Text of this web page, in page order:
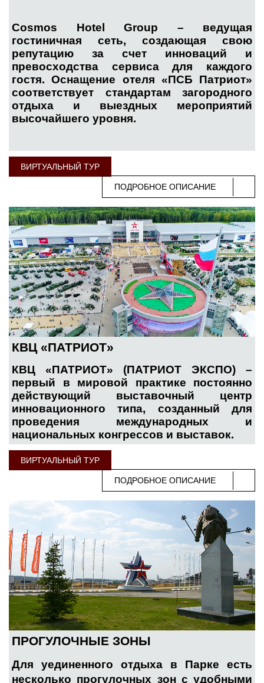
Cosmos Hotel Group – ведущая
гостиничная сеть, создающая свою
репутацию за счет инноваций и
превосходства сервиса для каждого
гостя.Оснащение отеля «ПСБ Патриот»
соответствует стандартам загородного
отдыха и выездных мероприятий
высочайшего уровня.
ВИРТУАЛЬНЫЙ ТУР
ПОДРОБНОЕ ОПИСАНИЕ
КВЦ «ПАТРИОТ»
КВЦ «ПАТРИОТ» (ПАТРИОТ ЭКСПО) –
первый в мировой практике постоянно
действующий выставочный центр
инновационного типа, созданный для
проведения международных и
национальных конгрессов и выставок.
ВИРТУАЛЬНЫЙ ТУР
ПОДРОБНОЕ ОПИСАНИЕ
ПРОГУЛОЧНЫЕ ЗОНЫ
Для уединенного отдыха в Парке есть
несколько прогулочных зон с удобными